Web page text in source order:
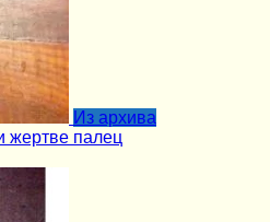
Из архива
жертве палец